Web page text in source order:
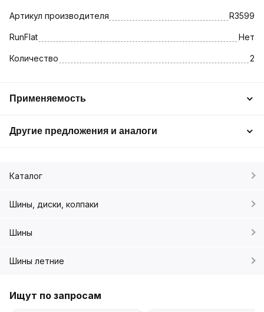
Артикул производителя R3599
RunFlat Нет
Количество 2
Применяемость
Другие предложения и аналоги
Каталог
Шины, диски, колпаки
Шины
Шины летние
Ищут по запросам